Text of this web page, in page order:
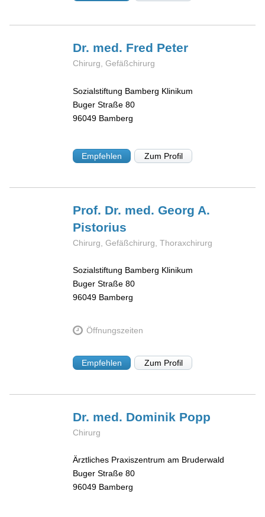
Dr. med. Fred Peter
Chirurg, Gefäßchirurg
Sozialstiftung Bamberg Klinikum
Buger Straße 80
96049 Bamberg
Empfehlen Zum Profil
Prof. Dr. med. Georg A.
Pistorius
Chirurg, Gefäßchirurg, Thoraxchirurg
Sozialstiftung Bamberg Klinikum
Buger Straße 80
96049 Bamberg
Öffnungszeiten
Empfehlen Zum Profil
Dr. med. Dominik Popp
Chirurg
Ärztliches Praxiszentrum am Bruderwald
Buger Straße 80
96049 Bamberg